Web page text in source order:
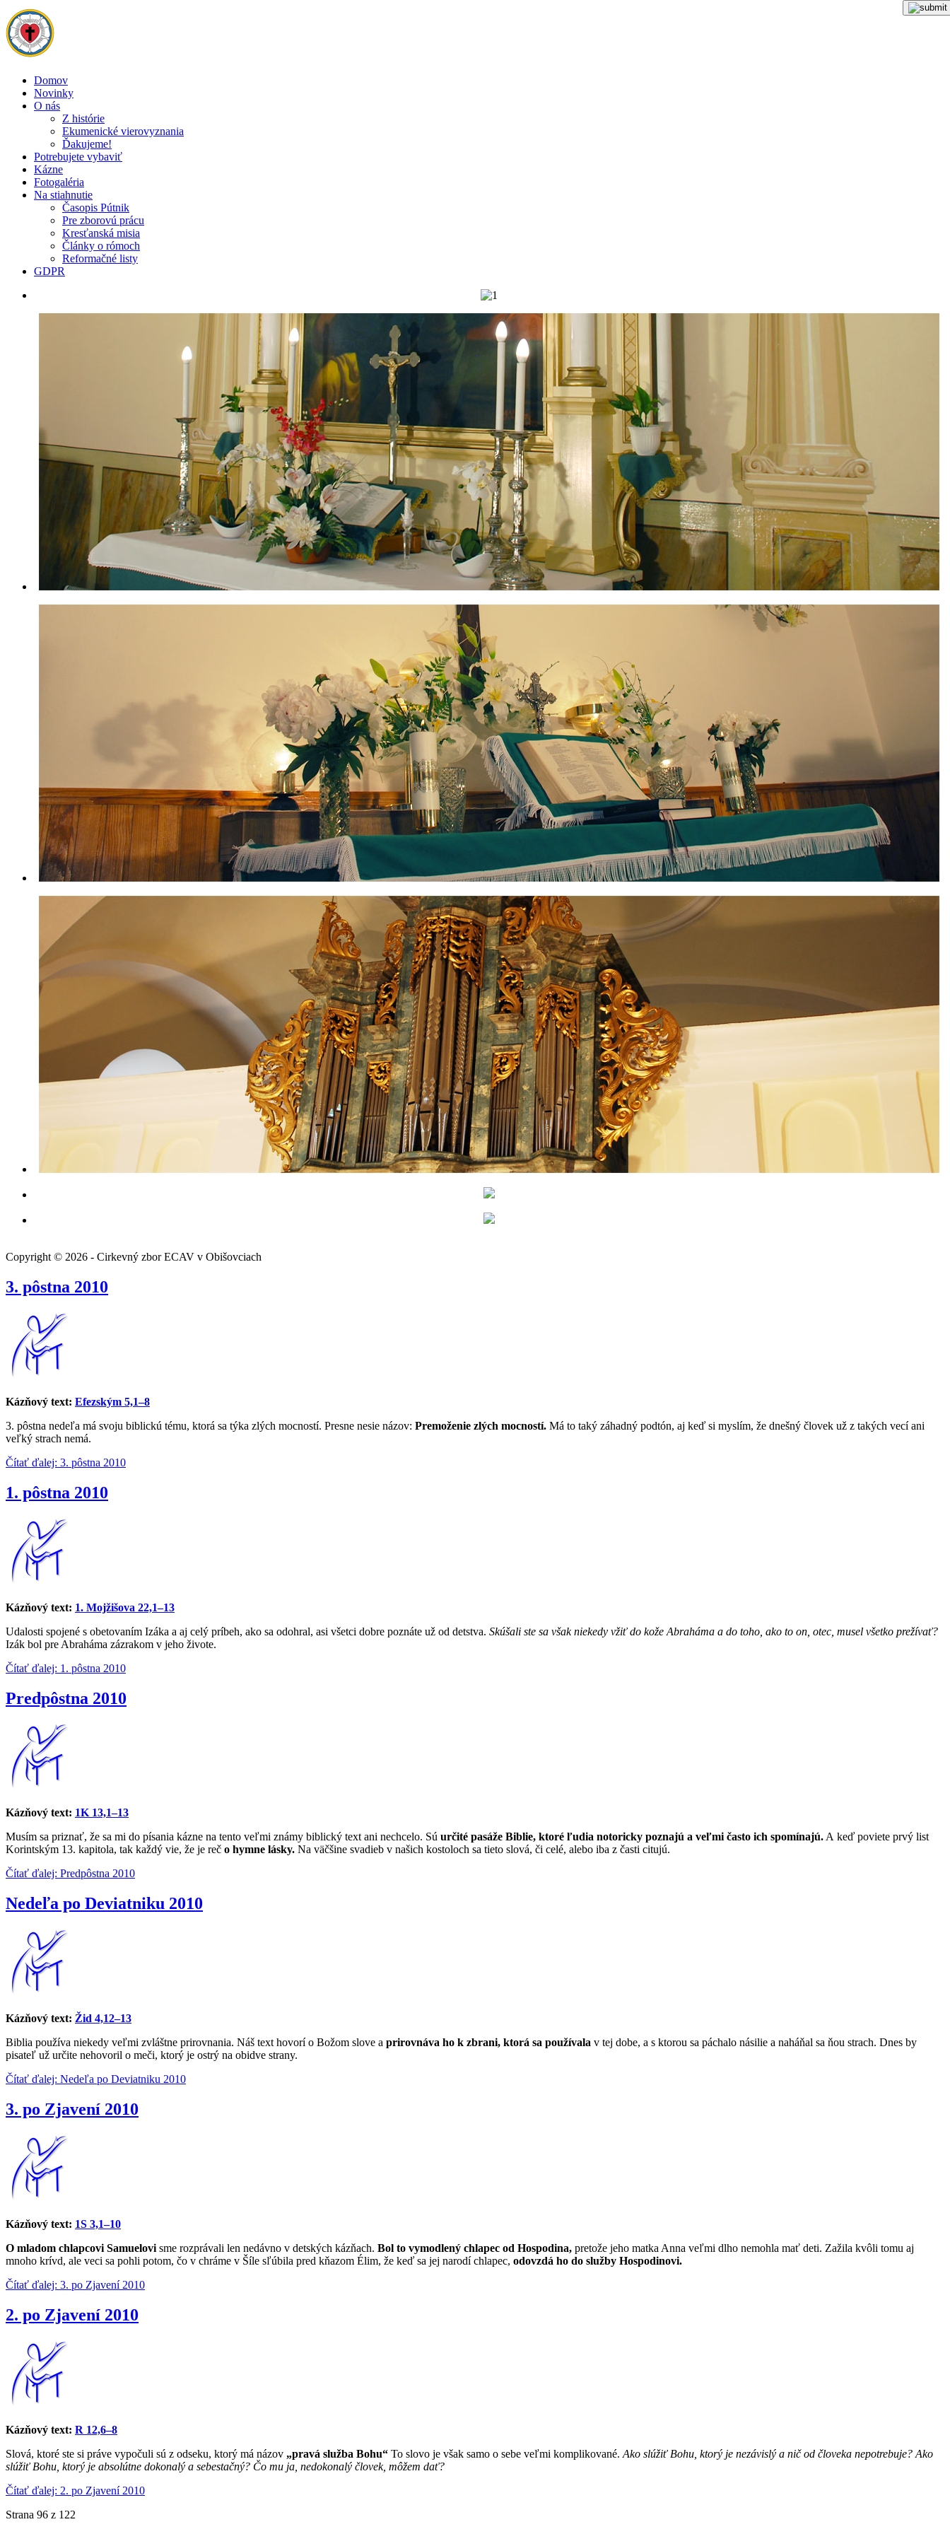
Domov
Novinky
O nás
Z histórie
Ekumenické vierovyznania
Ďakujeme!
Potrebujete vybaviť
Kázne
Fotogaléria
Na stiahnutie
Časopis Pútnik
Pre zborovú prácu
Kresťanská misia
Články o rómoch
Reformačné listy
GDPR
Copyright © 2026 - Cirkevný zbor ECAV v Obišovciach
3. pôstna 2010
Kázňový text: Efezským 5,1–8
3. pôstna nedeľa má svoju biblickú tému, ktorá sa týka zlých mocností. Presne nesie názov: Premoženie zlých mocností. Má to taký záhadný podtón, aj keď si myslím, že dnešný človek už z takých vecí ani
veľký strach nemá.
Čítať ďalej: 3. pôstna 2010
1. pôstna 2010
Kázňový text: 1. Mojžišova 22,1–13
Udalosti spojené s obetovaním Izáka a aj celý príbeh, ako sa odohral, asi všetci dobre poznáte už od detstva. Skúšali ste sa však niekedy vžiť do kože Abraháma a do toho, ako to on, otec, musel všetko prežívať?
Izák bol pre Abraháma zázrakom v jeho živote.
Čítať ďalej: 1. pôstna 2010
Predpôstna 2010
Kázňový text: 1K 13,1–13
Musím sa priznať, že sa mi do písania kázne na tento veľmi známy biblický text ani nechcelo. Sú určité pasáže Biblie, ktoré ľudia notoricky poznajú a veľmi často ich spomínajú.A keď poviete prvý list
Korintským 13. kapitola, tak každý vie, že je reč o hymne lásky. Na väčšine svadieb v našich kostoloch sa tieto slová, či celé, alebo iba z časti citujú.
Čítať ďalej: Predpôstna 2010
Nedeľa po Deviatniku 2010
Kázňový text: Žid 4,12–13
Biblia používa niekedy veľmi zvláštne prirovnania. Náš text hovorí o Božom slove a prirovnáva ho k zbrani, ktorá sa používala v tej dobe, a s ktorou sa páchalo násilie a naháňal sa ňou strach. Dnes by
pisateľ už určite nehovoril o meči, ktorý je ostrý na obidve strany.
Čítať ďalej: Nedeľa po Deviatniku 2010
3. po Zjavení 2010
Kázňový text: 1S 3,1–10
O mladom chlapcovi Samuelovi sme rozprávali len nedávno v detských kázňach. Bol to vymodlený chlapec od Hospodina, pretože jeho matka Anna veľmi dlho nemohla mať deti. Zažila kvôli tomu aj
mnoho krívd, ale veci sa pohli potom, čo v chráme v Šíle sľúbila pred kňazom Élim, že keď sa jej narodí chlapec, odovzdá ho do služby Hospodinovi.
Čítať ďalej: 3. po Zjavení 2010
2. po Zjavení 2010
Kázňový text: R 12,6–8
Slová, ktoré ste si práve vypočuli sú z odseku, ktorý má názov „pravá služba Bohu“ To slovo je však samo o sebe veľmi komplikované. Ako slúžiť Bohu, ktorý je nezávislý a nič od človeka nepotrebuje? Ako
slúžiť Bohu, ktorý je absolútne dokonalý a sebestačný? Čo mu ja, nedokonalý človek, môžem dať?
Čítať ďalej: 2. po Zjavení 2010
Strana 96 z 122